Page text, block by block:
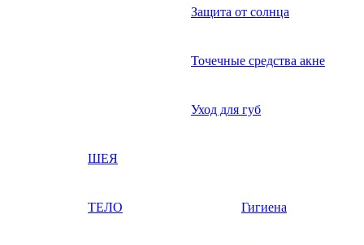
Защита от солнца
Точечные средства акне
Уход для губ
ШЕЯ
ТЕЛО Гигиена